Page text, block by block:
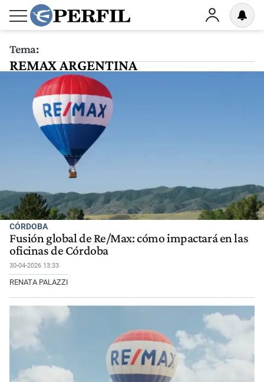
Tema:
REMAX ARGENTINA
CÓRDOBA
Fusión global de Re/Max: cómo impactará en las
oficinas de Córdoba
30-04-2026 13:33
RENATA PALAZZI